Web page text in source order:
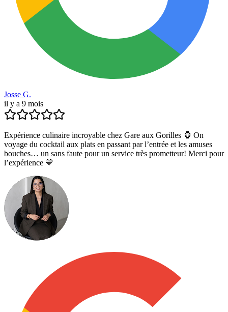
Josse G.
il y a 9 mois
Expérience culinaire incroyable chez Gare aux Gorilles 🦍 On
voyage du cocktail aux plats en passant par l’entrée et les amuses
bouches… un sans faute pour un service très prometteur! Merci pour
l’expérience 💛